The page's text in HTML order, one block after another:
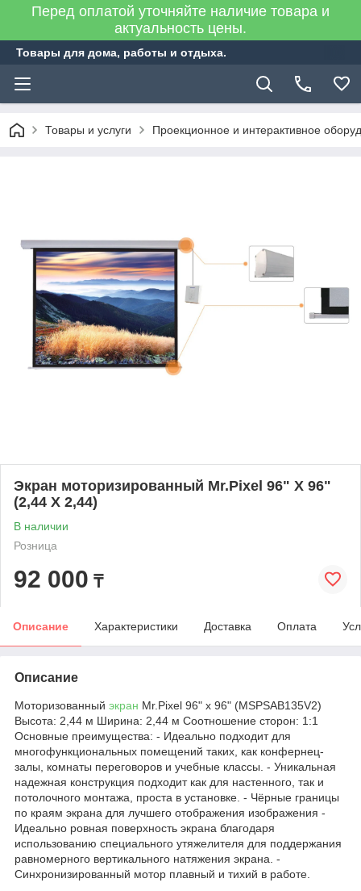
Перед оплатой уточняйте наличие товара и
актуальность цены.
Товары для дома, работы и отдыха.
Товары и услуги Проекционное и интерактивное
Экран моторизированный Mr.Pixel 96" X 96"
(2,44 X 2,44)
В наличии
Розница
92 000 ₸
Описание Характеристики Доставка Оплата
Описание
Моторизованный экран Mr.Pixel 96" x 96" (MSPSAB135V2)
Высота: 2,44 м Ширина: 2,44 м Соотношение сторон: 1:1
Основные преимущества: - Идеально подходит для
многофункциональных помещений таких, как конфернец-
залы, комнаты переговоров и учебные классы. - Уникальная
надежная конструкция подходит как для настенного, так и
потолочного монтажа, проста в установке. - Чёрные границы
по краям экрана для лучшего отображения изображения -
Идеально ровная поверхность экрана благодаря
использованию специального утяжелителя для поддержания
равномерного вертикального натяжения экрана. -
Синхронизированный мотор плавный и тихий в работе.